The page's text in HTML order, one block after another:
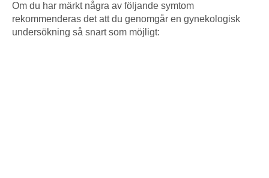
Om du har märkt några av följande symtom
rekommenderas det att du genomgår en gynekologisk
undersökning så snart som möjligt: